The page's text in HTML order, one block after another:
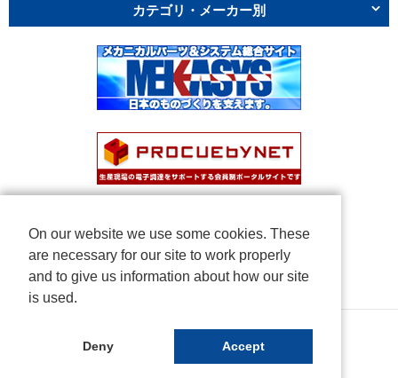
カテゴリ・メーカー別
On our website we use some cookies. These
are necessary for our site to work properly
and to give us information about how our site
is used.
Deny Accept